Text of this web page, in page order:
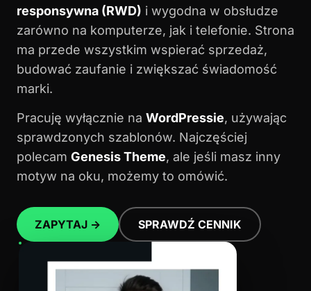
responsywna (RWD) i wygodna w obsłudze
zarówno na komputerze, jak i telefonie. Strona
ma przede wszystkim wspierać sprzedaż,
budować zaufanie i zwiększać świadomość
marki.
Pracuję wyłącznie na WordPressie, używając
sprawdzonych szablonów. Najczęściej
polecam Genesis Theme, ale jeśli masz inny
motyw na oku, możemy to omówić.
ZAPYTAJ → SPRAWDŹ CENNIK